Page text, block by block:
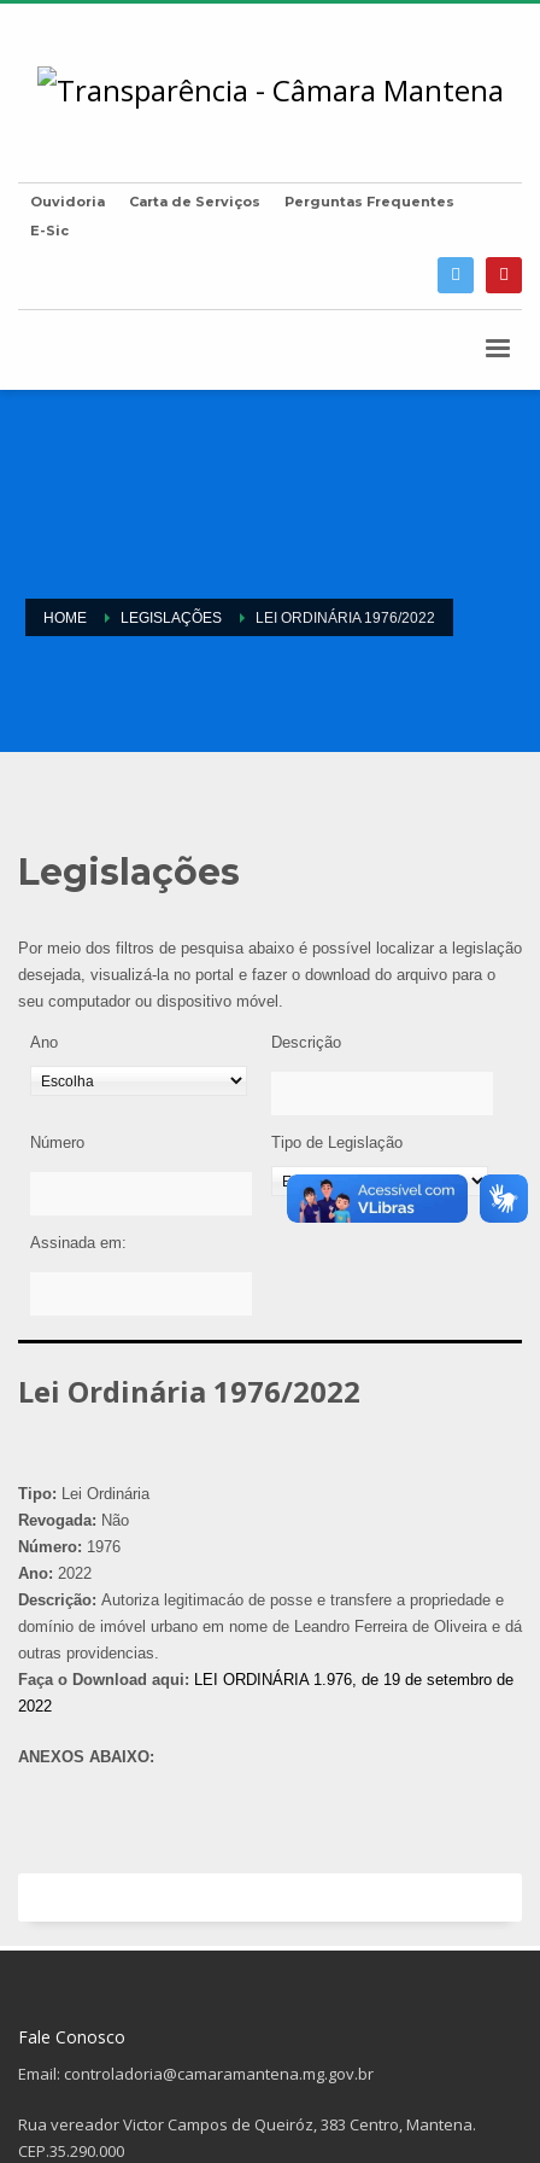
Ouvidoria Carta de Serviços
Perguntas Frequentes
E-Sic
HOME LEGISLAÇÕES LEI ORDINÁRIA 1976/2022
Legislações
Por meio dos filtros de pesquisa abaixo é possível localizar a legislação
desejada, visualizá-la no portal e fazer o download do arquivo para o
seu computador ou dispositivo móvel.
Ano Descrição
Número Tipo de Legislação
Assinada em:
Lei Ordinária 1976/2022
Tipo: Lei Ordinária
Revogada: Não
Número: 1976
Ano: 2022
Descrição: Autoriza legitimacáo de posse e transfere a propriedade e
domínio de imóvel urbano em nome de Leandro Ferreira de Oliveira e dá
outras providencias.
Faça o Download aqui: LEI ORDINÁRIA 1.976, de 19 de setembro de
2022
ANEXOS ABAIXO:
Fale Conosco
Email: controladoria@camaramantena.mg.gov.br
Rua vereador Victor Campos de Queiróz, 383 Centro, Mantena.
CEP.35.290.000